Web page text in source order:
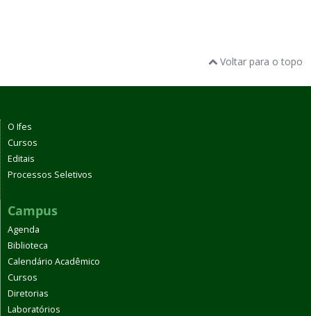
Voltar para o topo
O Ifes
Cursos
Editais
Processos Seletivos
Campus
Agenda
Biblioteca
Calendário Acadêmico
Cursos
Diretorias
Laboratórios